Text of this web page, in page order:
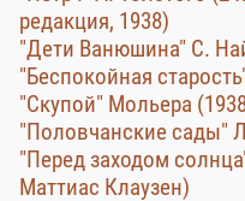
редакция, 1938)
"Дети Ванюшина" С.
"Беспокойная
"Скупой" Мольера
"Половчанские сады"
"Перед заходом
Маттиас Клаузен)